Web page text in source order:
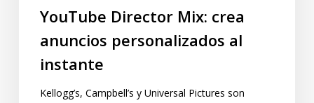
YouTube Director Mix: crea
anuncios personalizados al
instante
Kellogg’s, Campbell’s y Universal Pictures son